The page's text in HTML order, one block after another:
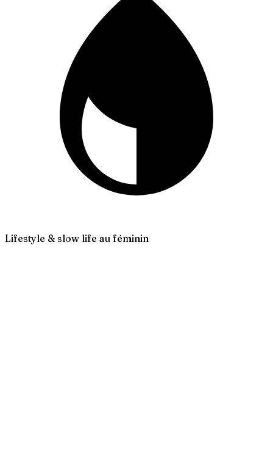
Lifestyle & slow life au féminin